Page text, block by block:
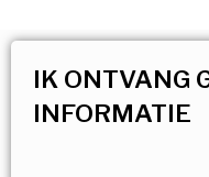
IK ONTVANG
INFORMATIE